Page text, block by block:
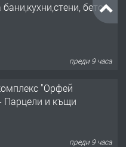
бетон,
преди 9 часа
"Орфей
Парцели и къщи
преди 9 часа